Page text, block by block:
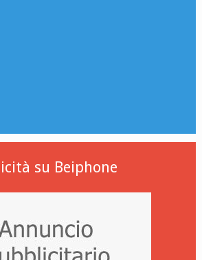
su Beiphone